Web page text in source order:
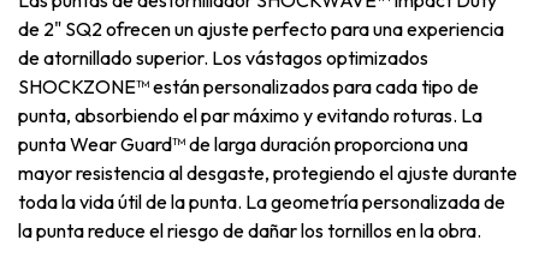
de 2" SQ2 ofrecen un ajuste perfecto para una experiencia
de atornillado superior. Los vástagos optimizados
SHOCKZONE™ están personalizados para cada tipo de
punta, absorbiendo el par máximo y evitando roturas. La
punta Wear Guard™ de larga duración proporciona una
mayor resistencia al desgaste, protegiendo el ajuste durante
toda la vida útil de la punta. La geometría personalizada de
la punta reduce el riesgo de dañar los tornillos en la obra.